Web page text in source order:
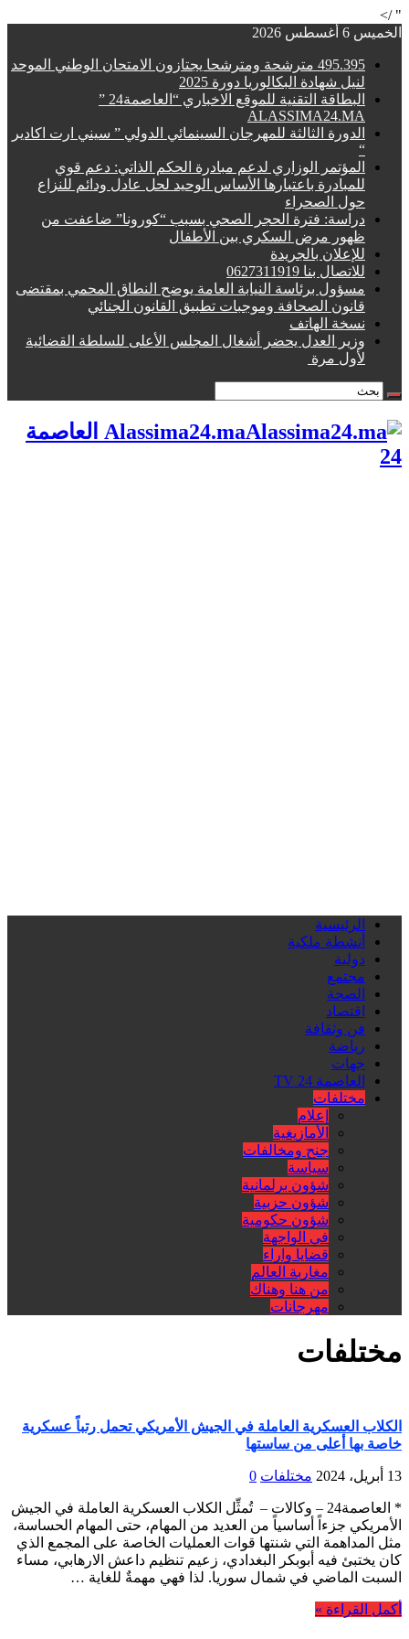
" />
الخميس 6 أغسطس 2026
495.395 مترشحة ومترشحا يجتازون الامتحان الوطني الموحد
لنيل شهادة البكالوريا دورة 2025
البطاقة التقنية للموقع الاخباري “العاصمة24 ”
ALASSIMA24.MA
الدورة الثالثة للمهرجان السينمائي الدولي ” سيني ارت اكادير
“
المؤتمر الوزاري لدعم مبادرة الحكم الذاتي: دعم قوي
للمبادرة باعتبارها الأساس الوحيد لحل عادل ودائم للنزاع
حول الصحراء
دراسة: فترة الحجر الصحي بسبب “كورونا” ضاعفت من
ظهور مرض السكري بين الأطفال
للإعلان بالجريدة
للاتصال بنا 0627311919
مسؤول برئاسة النيابة العامة يوضح النطاق المحمي بمقتضى
قانون الصحافة وموجبات تطبيق القانون الجنائي
نسخة الهاتف
وزير العدل يحضر أشغال المجلس الأعلى للسلطة القضائية
لأول مرة
Alassima24.ma العاصمة
24
الرئيسية
أنشطة ملكية
دولية
مجتمع
الصحة
اقتصاد
فن وثقافة
رياضة
جهات
العاصمة 24 TV
مختلفات
إعلام
الأمازيغية
جنح ومخالفات
سياسة
شؤون برلمانية
شؤون حزبية
شؤون حكومية
في الواجهة
قضايا واراء
مغاربة العالم
من هنا وهناك
مهرجانات
مختلفات
الكلاب العسكرية العاملة في الجيش الأمريكي تحمل رتباً عسكرية
خاصة بها أعلى من ساستها
13 أبريل، 2024 مختلفات 0
* العاصمة24 – وكالات – تُمثِّل الكلاب العسكرية العاملة في الجيش
الأمريكي جزءاً أساسياً من العديد من المهام، حتى المهام الحساسة،
مثل المداهمة التي شنتها قوات العمليات الخاصة على المجمع الذي
كان يختبئ فيه أبوبكر البغدادي، زعيم تنظيم داعش الارهابي، مساء
السبت الماضي في شمال سوريا. لذا فهي مهمةٌ للغاية …
أكمل القراءة »